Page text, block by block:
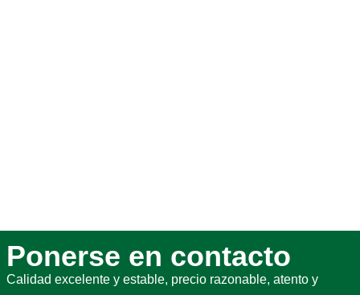
Ponerse en contacto
Calidad excelente y estable, precio razonable, atento y